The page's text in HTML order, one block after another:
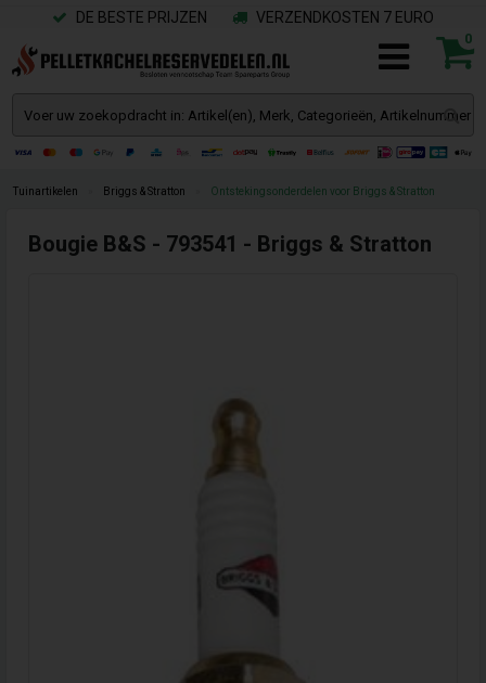
DE BESTE PRIJZEN VERZENDKOSTEN 7 EURO
0
Tuinartikelen Briggs & Stratton Ontstekingsonderdelen voor Briggs & Stratton
Bougie B&S - 793541 - Briggs & Stratton